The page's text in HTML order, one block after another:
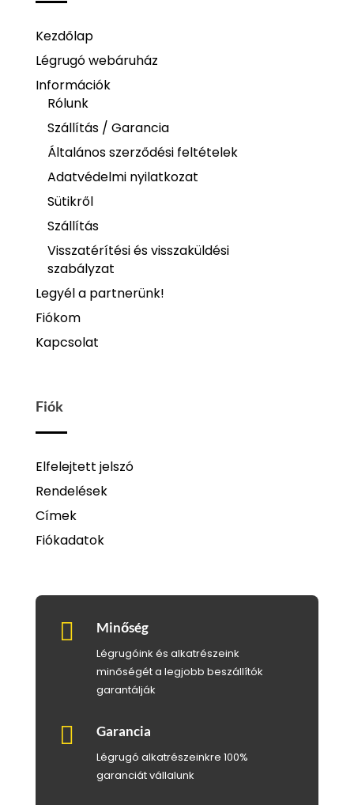
Kezdőlap
Légrugó webáruház
Információk
Rólunk
Szállítás / Garancia
Általános szerződési feltételek
Adatvédelmi nyilatkozat
Sütikről
Szállítás
Visszatérítési és visszaküldési
szabályzat
Legyél a partnerünk!
Fiókom
Kapcsolat
Fiók
Elfelejtett jelszó
Rendelések
Címek
Fiókadatok
 Minőség
Légrugóink és alkatrészeink
minőségét a legjobb beszállítók
garantálják
 Garancia
Légrugó alkatrészeinkre 100%
garanciát vállalunk